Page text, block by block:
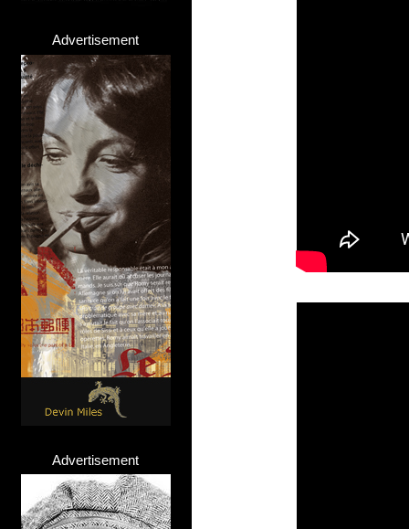
Advertisement
Advertisement